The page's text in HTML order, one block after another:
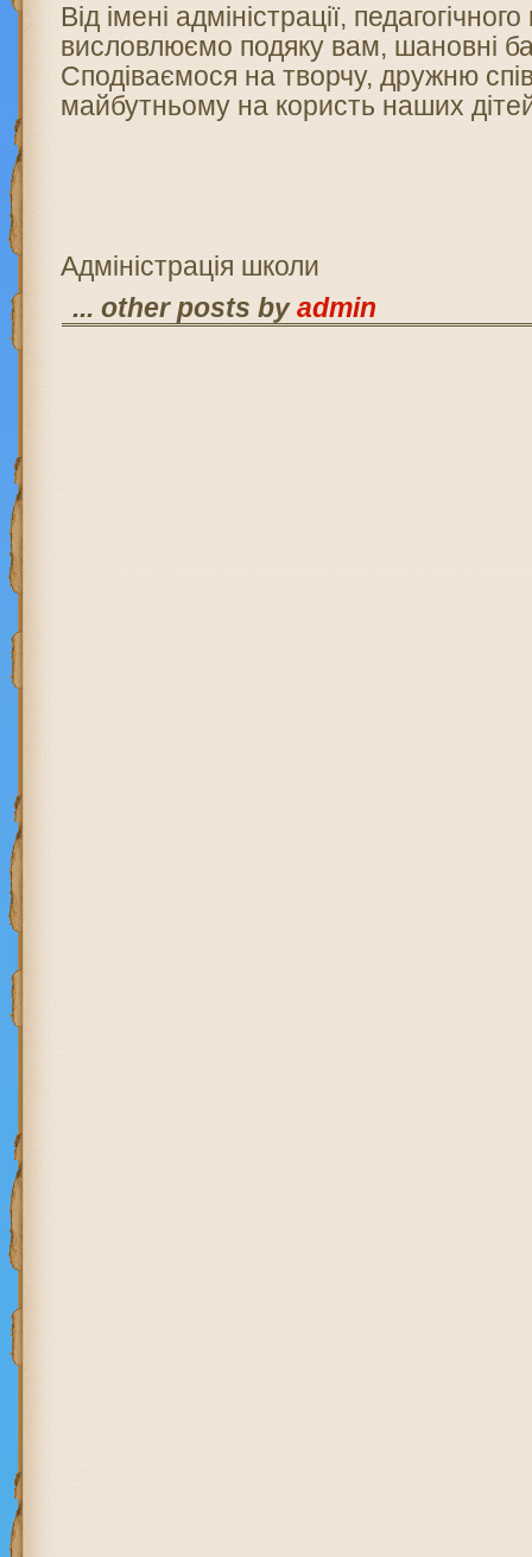
Від імені адміністрації,
висловлюємо подяку вам, шановні
Сподіваємося на творчу, дружню
майбутньому на користь наших
Адміністрація школи
... other posts byadmin